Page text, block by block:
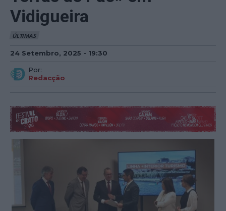
Vidigueira
ÚLTIMAS
24 Setembro, 2025 - 19:30
Por:
Redacção